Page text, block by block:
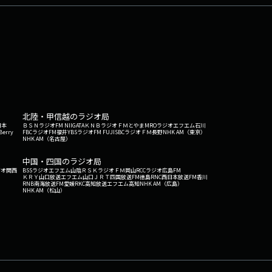
本
北陸・甲信越のラジオ局
ＢＳＮラジオFM NIIGATAＫＮＢラジオ ＦＭとやまMROラジオエフエム石川
FBCラジオFM福井YBSラジオFM FUJISBCラジオ ＦＭ長野NHK AM（東京）
NHK AM（名古屋）
関西
中国・四国のラジオ局
BSSラジオエフエム山陰ＲＳＫラジオ ＦＭ岡山RCCラジオ広島FM
ＫＲＹ山口放送エフエム山口 ＪＲＴ四国放送FM徳島RNC西日本放送FM香川
RNB南海放送FM愛媛RKC高知放送エフエム高知NHK AM（広島）
NHK AM（松山）